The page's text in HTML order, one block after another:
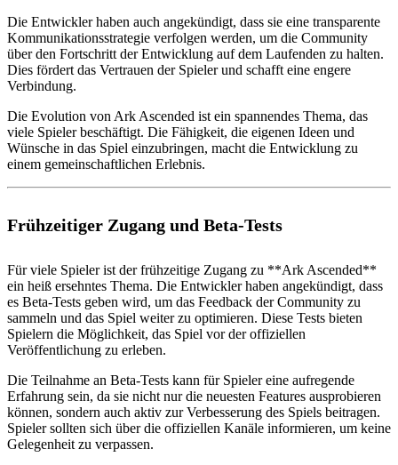
Die Entwickler haben auch angekündigt, dass sie eine transparente
Kommunikationsstrategie verfolgen werden, um die Community
über den Fortschritt der Entwicklung auf dem Laufenden zu halten.
Dies fördert das Vertrauen der Spieler und schafft eine engere
Verbindung.
Die Evolution von Ark Ascended ist ein spannendes Thema, das
viele Spieler beschäftigt. Die Fähigkeit, die eigenen Ideen und
Wünsche in das Spiel einzubringen, macht die Entwicklung zu
einem gemeinschaftlichen Erlebnis.
Frühzeitiger Zugang und Beta-Tests
Für viele Spieler ist der frühzeitige Zugang zu **Ark Ascended**
ein heiß ersehntes Thema. Die Entwickler haben angekündigt, dass
es Beta-Tests geben wird, um das Feedback der Community zu
sammeln und das Spiel weiter zu optimieren. Diese Tests bieten
Spielern die Möglichkeit, das Spiel vor der offiziellen
Veröffentlichung zu erleben.
Die Teilnahme an Beta-Tests kann für Spieler eine aufregende
Erfahrung sein, da sie nicht nur die neuesten Features ausprobieren
können, sondern auch aktiv zur Verbesserung des Spiels beitragen.
Spieler sollten sich über die offiziellen Kanäle informieren, um keine
Gelegenheit zu verpassen.